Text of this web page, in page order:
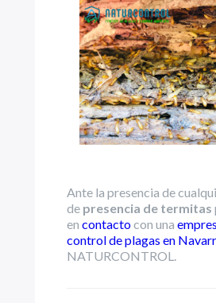
Ante la presencia de
de presencia de termitas
en contactocon una
control de plagas en
NATURCONTROL.